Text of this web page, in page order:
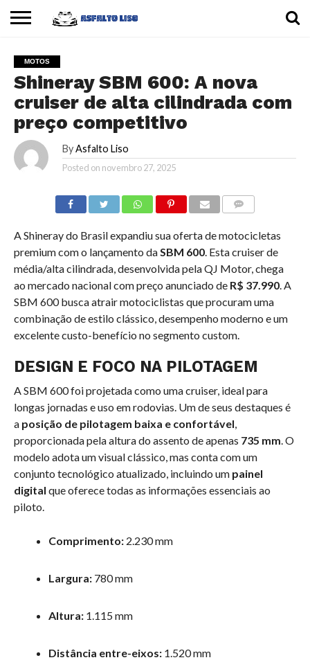
CARROS
MOTOS
DICAS
MOTOS
Shineray SBM 600: A nova
cruiser de alta cilindrada com
preço competitivo
By Asfalto Liso
Posted on novembro 27, 2025
A Shineray do Brasil expandiu sua oferta de motocicletas
premium com o lançamento daSBM 600. Esta cruiser de
média/alta cilindrada, desenvolvida pela QJ Motor, chega
ao mercado nacional com preço anunciado de R$ 37.990. A
SBM 600 busca atrair motociclistas que procuram uma
combinação de estilo clássico, desempenho moderno e um
excelente custo-benefício no segmento custom.
DESIGN E FOCO NA PILOTAGEM
A SBM 600 foi projetada como uma cruiser, ideal para
longas jornadas e uso em rodovias. Um de seus destaques é
a posição de pilotagem baixa e confortável,
proporcionada pela altura do assento de apenas 735 mm. O
modelo adota um visual clássico, mas conta com um
conjunto tecnológico atualizado, incluindo um painel
digital que oferece todas as informações essenciais ao
piloto.
Comprimento:2.230 mm
Largura:780 mm
Altura:1.115 mm
Distância entre-eixos:1.520 mm